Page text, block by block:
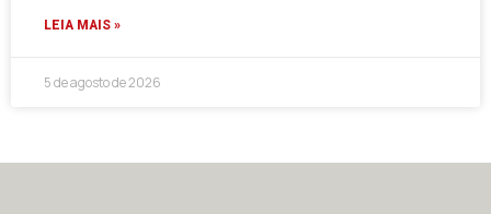
LEIA MAIS »
5 de agosto de 2026